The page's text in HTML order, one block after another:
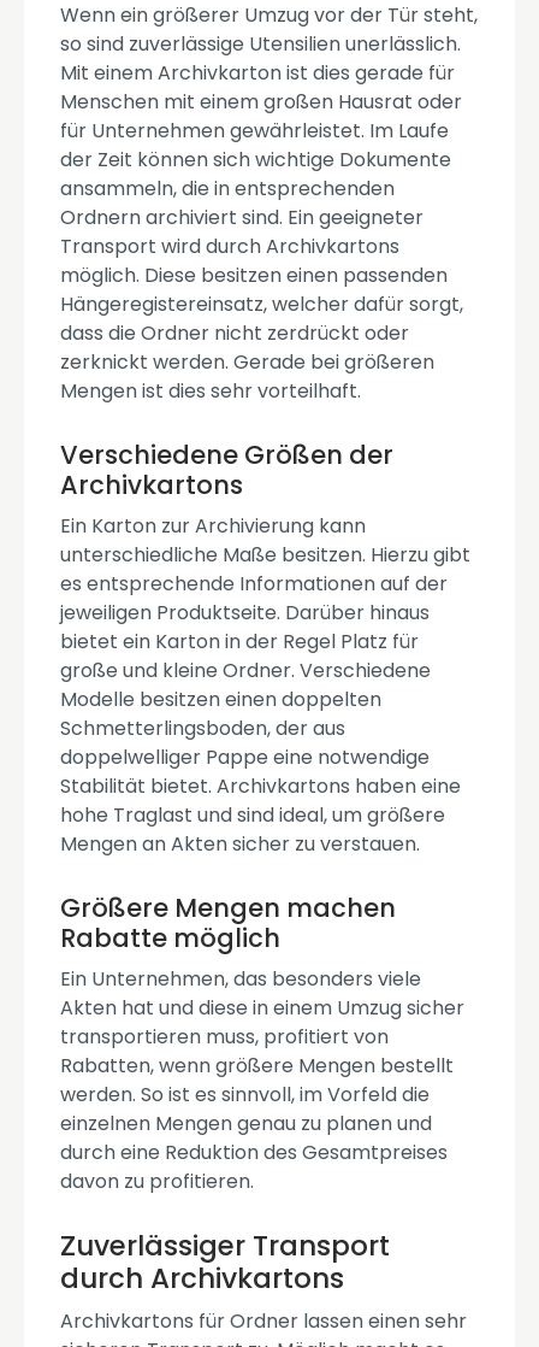
Wenn ein größerer Umzug vor der Tür steht,
so sind zuverlässige Utensilien unerlässlich.
Mit einem Archivkarton ist dies gerade für
Menschen mit einem großen Hausrat oder
für Unternehmen gewährleistet. Im Laufe
der Zeit können sich wichtige Dokumente
ansammeln, die in entsprechenden
Ordnern archiviert sind. Ein geeigneter
Transport wird durch Archivkartons
möglich. Diese besitzen einen passenden
Hängeregistereinsatz, welcher dafür sorgt,
dass die Ordner nicht zerdrückt oder
zerknickt werden. Gerade bei größeren
Mengen ist dies sehr vorteilhaft.
Verschiedene Größen der
Archivkartons
Ein Karton zur Archivierung kann
unterschiedliche Maße besitzen. Hierzu gibt
es entsprechende Informationen auf der
jeweiligen Produktseite. Darüber hinaus
bietet ein Karton in der Regel Platz für
große und kleine Ordner. Verschiedene
Modelle besitzen einen doppelten
Schmetterlingsboden, der aus
doppelwelliger Pappe eine notwendige
Stabilität bietet. Archivkartons haben eine
hohe Traglast und sind ideal, um größere
Mengen an Akten sicher zu verstauen.
Größere Mengen machen
Rabatte möglich
Ein Unternehmen, das besonders viele
Akten hat und diese in einem Umzug sicher
transportieren muss, profitiert von
Rabatten, wenn größere Mengen bestellt
werden. So ist es sinnvoll, im Vorfeld die
einzelnen Mengen genau zu planen und
durch eine Reduktion des Gesamtpreises
davon zu profitieren.
Zuverlässiger Transport
durch Archivkartons
Archivkartons für Ordner lassen einen sehr